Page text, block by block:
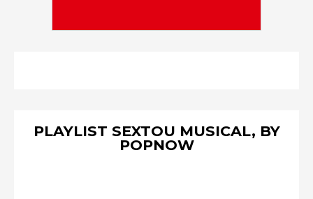
PLAYLIST SEXTOU MUSICAL, BY
POPNOW